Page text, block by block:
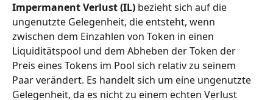
Impermanent Verlust (IL) bezieht sich auf die
ungenutzte Gelegenheit, die entsteht, wenn
zwischen dem Einzahlen von Token in einen
Liquiditätspool und dem Abheben der Token der
Preis eines Tokens im Pool sich relativ zu seinem
Paar verändert. Es handelt sich um eine ungenutzte
Gelegenheit, da es nicht zu einem echten Verlust